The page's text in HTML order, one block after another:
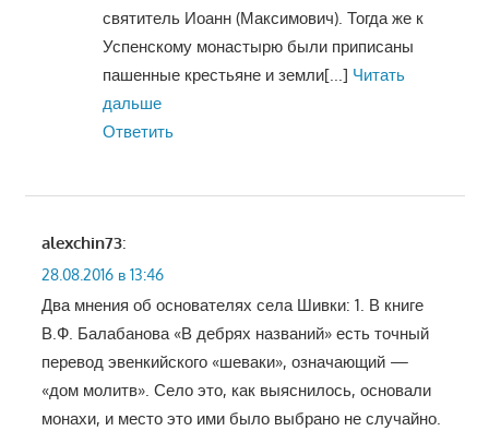
святитель Иоанн (Максимович). Тогда же к
Успенскому монастырю были приписаны
пашенные крестьяне и земли[...] Читать
дальше
Ответить
alexchin73:
28.08.2016 в 13:46
Два мнения об основателях села Шивки: 1. В книге
В.Ф. Балабанова «В дебрях названий» есть точный
перевод эвенкийского «шеваки», означающий —
«дом молитв». Село это, как выяснилось, основали
монахи, и место это ими было выбрано не случайно.